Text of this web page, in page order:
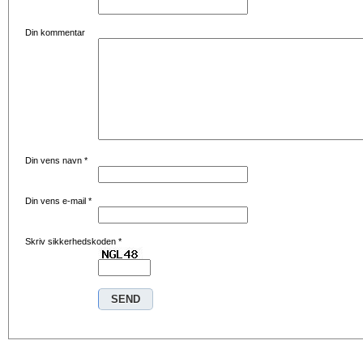
Din kommentar
Din vens navn *
Din vens e-mail *
Skriv sikkerhedskoden *